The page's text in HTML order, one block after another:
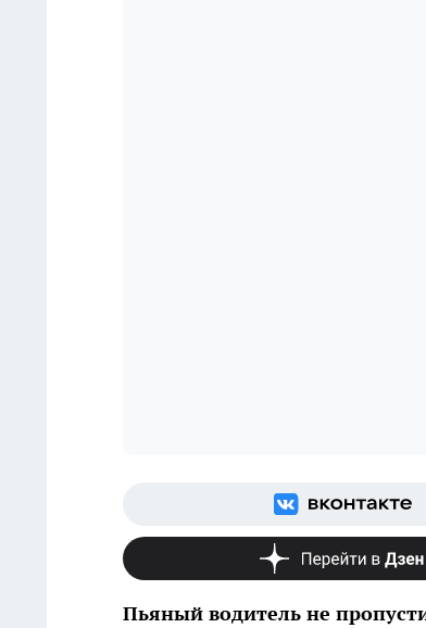
Пьяный водитель не